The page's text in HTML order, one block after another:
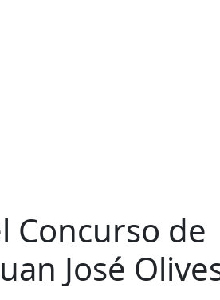
Concurso de
José